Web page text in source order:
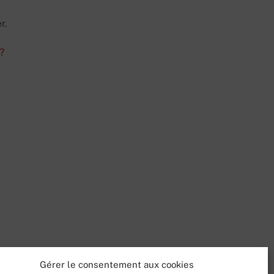
Gérer le consentement aux cookies